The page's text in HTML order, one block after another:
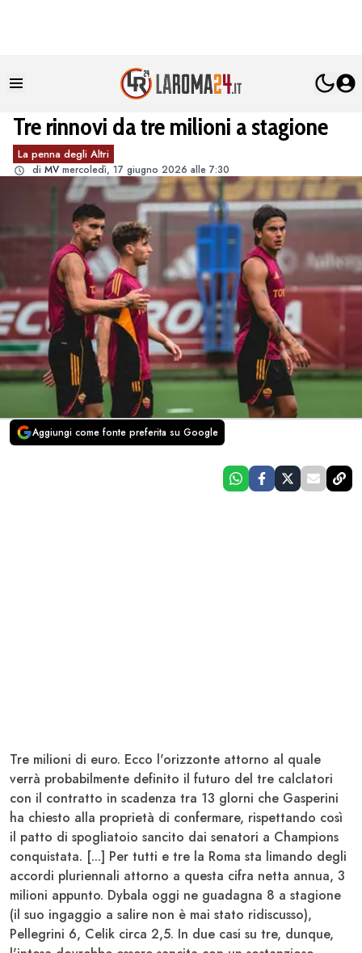
Tre rinnovi da tre milioni a stagione
La penna degli Altri
di MV mercoledì, 17 giugno 2026 alle 7:30
Aggiungi come fonte preferita su Google
Tre milioni di euro. Ecco l'orizzonte attorno al quale
verrà probabilmente definito il futuro del tre calclatori
con il contratto in scadenza tra 13 glorni che Gasperini
ha chiesto alla proprietà di confermare, rispettando così
il patto di spogliatoio sancito dai senatori a Champions
conquistata. [...] Per tutti e tre la Roma sta limando degli
accordi pluriennali attorno a questa cifra netta annua, 3
milioni appunto. Dybala oggi ne guadagna 8 a stagione
(il suo ingaggio a salire non è mai stato ridiscusso),
Pellegrini 6, Celik circa 2,5. In due casi su tre, dunque,